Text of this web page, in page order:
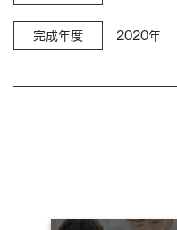
完成年度 2020年